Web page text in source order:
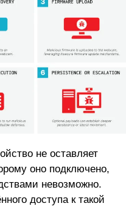
не оставляет
оно подключено,
невозможно.
доступа к такой